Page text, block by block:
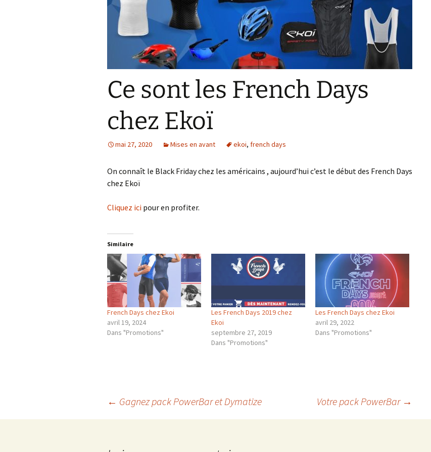
Résultats 2021
Résultats 2020
Résultats 2019
Résultats 2018
Résultats 2015
Résultats 2016
Comptes Rendus
Ce sont les French Days
chez Ekoï
mai 27, 2020 Mises en avant ekoi, french days
On connaît le Black Friday chez les américains , aujourd’hui c’est le début des French Days
chez Ekoï
Cliquez ici pour en profiter.
Similaire
French Days chez Ekoi
avril 19, 2024
Dans "Promotions"
Les French Days 2019 chez
Ekoi
septembre 27, 2019
Dans "Promotions"
Les French Days chez Ekoi
avril 29, 2022
Dans "Promotions"
Navigation
← Gagnez pack PowerBar et Dymatize Votre pack PowerBar →